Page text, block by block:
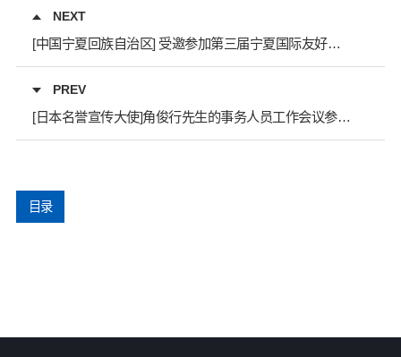
NEXT
[中国宁夏回族自治区] 受邀参加第三届宁夏国际友好城市论坛(9.19-9.20)
PREV
[日本名誉宣传大使]角俊行先生的事务人员工作会议参会报告
目录